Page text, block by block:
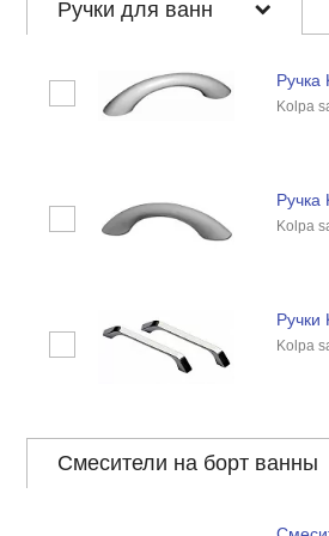
Ручки для ванн
Ручка
Kolpa
Ручка
Kolpa
Ручки
Kolpa
Смесители на борт ванны